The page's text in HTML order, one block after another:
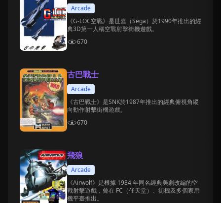
Arcade
《G-LOC空戰》是世嘉（Sega）於1990年推出的經
典3D第一人稱空戰射擊街機遊戲。
670
古巴戰士
Arcade
《古巴戰士》是SNK於1987年推出的經典俯視角縱
向動作射擊街機遊戲。
670
飛狼
Arcade
《Airwolf》是根據 1984 年同名經典美劇改編的空
戰射擊遊戲，曾在 FC（任天堂）、街機及多個家用
機平臺推出。